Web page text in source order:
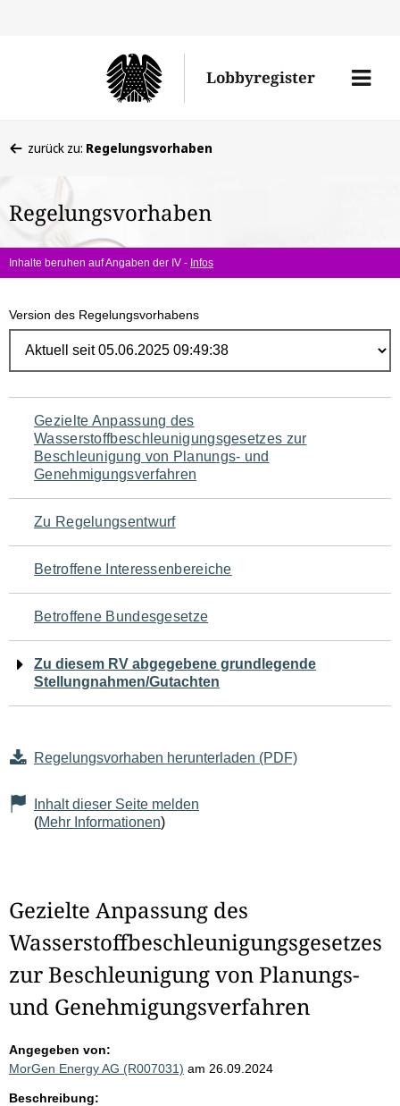
Lobbyregister
Menü
befinden
hier:
zurück zu: Regelungsvorhaben
Regelungsvorhaben
Inhalte beruhen auf Angaben der IV - Infos
Version des Regelungsvorhabens
Navigation
für
den
Seiteninhalt
Gezielte Anpassung des
Wasserstoffbeschleunigungsgesetzes zur
Beschleunigung von Planungs- und
Genehmigungsverfahren
Zu Regelungsentwurf
Betroffene Interessenbereiche
Betroffene Bundesgesetze
Zu diesem RV abgegebene grundlegende
Stellungnahmen/Gutachten
Regelungsvorhaben herunterladen (PDF)
Inhalt dieser Seite melden
(Mehr Informationen)
Gezielte Anpassung des
Wasserstoffbeschleunigungsgesetzes
zur Beschleunigung von Planungs-
und Genehmigungsverfahren
Angegeben von:
MorGen Energy AG (R007031) am 26.09.2024
Beschreibung: